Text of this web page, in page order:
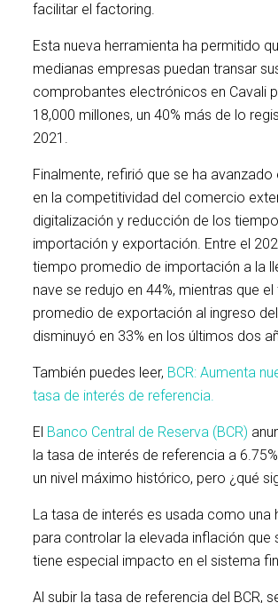
facilitar el factoring.
Esta nueva herramienta ha permitido
medianas empresas puedan transar
comprobantes electrónicos en Cavali
18,000 millones, un 40% más de lo
2021.
Finalmente, refirió que se ha avanzado
en la competitividad del comercio
digitalización y reducción de los
importación y exportación. Entre el
tiempo promedio de importación a la
nave se redujo en 44%, mientras que
promedio de exportación al ingreso
disminuyó en 33% en los últimos dos
También puedes leer, BCR: Aumenta
tasa de interés de referencia.
El Banco Central de Reserva (BCR)
la tasa de interés de referencia a
un nivel máximo histórico, pero ¿qué
La tasa de interés es usada como una
para controlar la elevada inflación que
tiene especial impacto en el sistema
Al subir la tasa de referencia del BCR,